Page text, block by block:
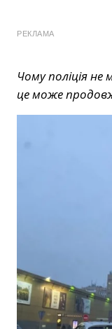
РЕКЛАМА
Чому поліція не
це може